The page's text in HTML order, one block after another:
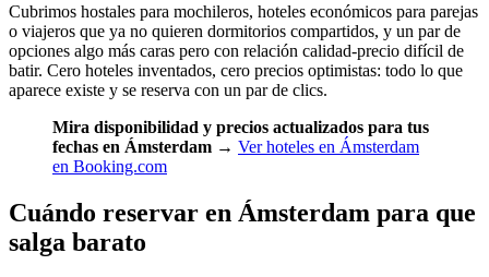
Cubrimos hostales para mochileros, hoteles económicos para parejas
o viajeros que ya no quieren dormitorios compartidos, y un par de
opciones algo más caras pero con relación calidad-precio difícil de
batir. Cero hoteles inventados, cero precios optimistas: todo lo que
aparece existe y se reserva con un par de clics.
Mira disponibilidad y precios actualizados para tus
fechas en Ámsterdam → Ver hoteles en Ámsterdam
en Booking.com
Cuándo reservar en Ámsterdam para que
salga barato